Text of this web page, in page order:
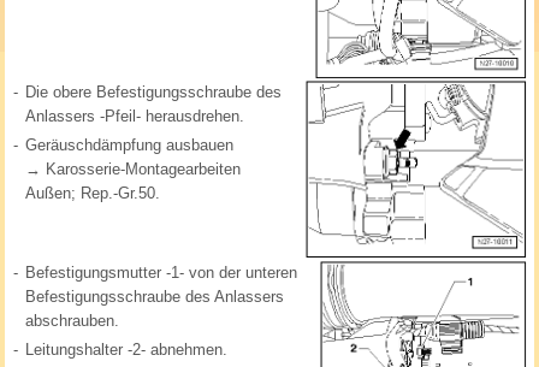
- Die obere Befestigungsschraube des
Anlassers -Pfeil- herausdrehen.
- Geräuschdämpfung ausbauen
→ Karosserie-Montagearbeiten
Außen; Rep.-Gr.50.
- Befestigungsmutter -1- von der unteren
Befestigungsschraube des Anlassers
abschrauben.
- Leitungshalter -2- abnehmen.